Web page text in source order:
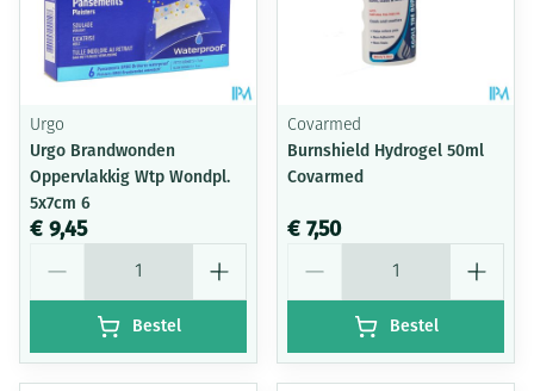
Urgo
Urgo Brandwonden
Oppervlakkig Wtp Wondpl.
5x7cm 6
€ 9,45
Bestel
Covarmed
Burnshield Hydrogel 50ml
Covarmed
€ 7,50
Bestel